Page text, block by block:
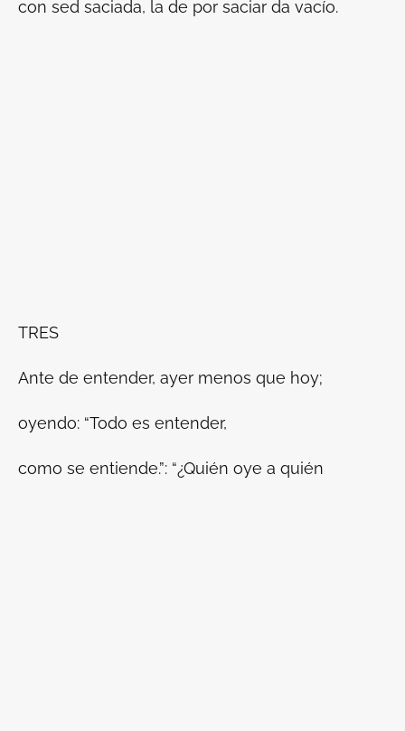
con sed saciada, la de por saciar da vacío.
TRES
Ante de entender, ayer menos que hoy;
oyendo: “Todo es entender,
como se entiende.”: “¿Quién oye a quién